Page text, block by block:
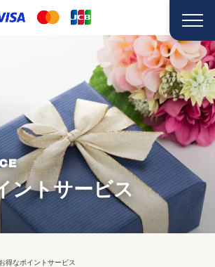
ントサービス
お得なポイントサービス